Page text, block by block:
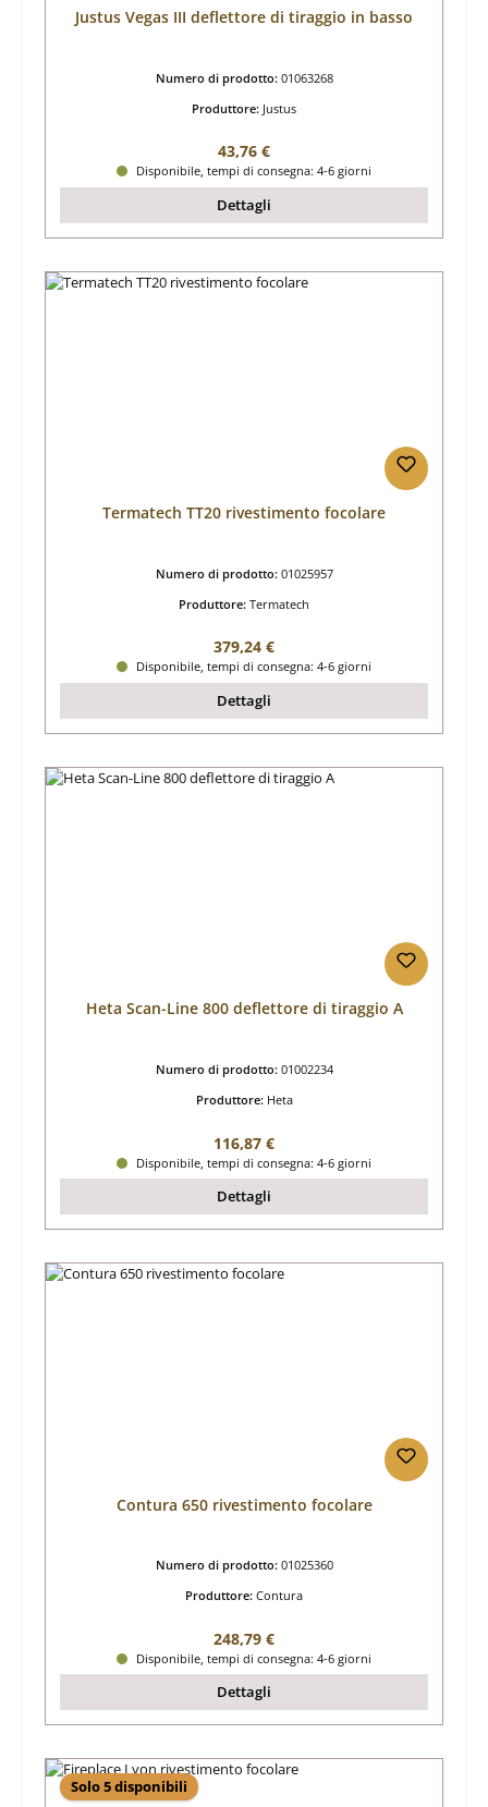
Justus Vegas III deflettore di tiraggio in basso
Numero di prodotto: 01063268
Produttore: Justus
Prezzo normale:
43,76 €
Disponibile, tempi di consegna: 4-6 giorni
Dettagli
Termatech TT20 rivestimento focolare
Numero di prodotto: 01025957
Produttore: Termatech
Prezzo normale:
379,24 €
Disponibile, tempi di consegna: 4-6 giorni
Dettagli
Heta Scan-Line 800 deflettore di tiraggio A
Numero di prodotto: 01002234
Produttore: Heta
Prezzo normale:
116,87 €
Disponibile, tempi di consegna: 4-6 giorni
Dettagli
Contura 650 rivestimento focolare
Numero di prodotto: 01025360
Produttore: Contura
Prezzo normale:
248,79 €
Disponibile, tempi di consegna: 4-6 giorni
Dettagli
Solo 5 disponibili